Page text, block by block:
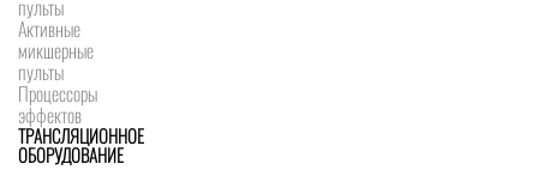
пульты
Активные
микшерные
пульты
Процессоры
эффектов
ТРАНСЛЯЦИОННОЕ
ОБОРУДОВАНИЕ